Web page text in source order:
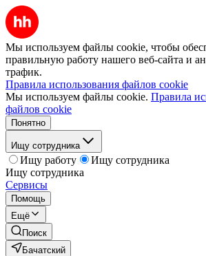
Мы используем файлы cookie, чтобы
правильную работу нашего веб-сайта и
трафик.
Правила использования файлов cookie
Мы используем файлы cookie. Правила
файлов cookie
Понятно
Ищу сотрудника
Ищу работу
Ищу сотрудника
Ищу сотрудника
Сервисы
Помощь
Ещё
Поиск
Бачатский